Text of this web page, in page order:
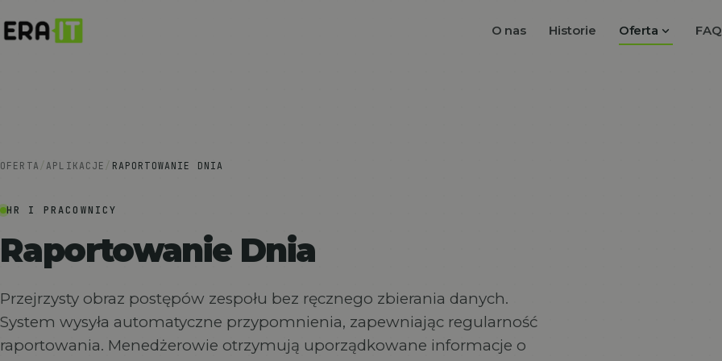
O nas Historie Oferta expand_more FAQ
OFERTA / APLIKACJE / RAPORTOWANIE DNIA
HR I PRACOWNICY
Raportowanie Dnia
Przejrzysty obraz postępów zespołu bez ręcznego zbierania danych.
System wysyła automatyczne przypomnienia, zapewniając regularność
raportowania. Menedżerowie otrzymują uporządkowane informacje o